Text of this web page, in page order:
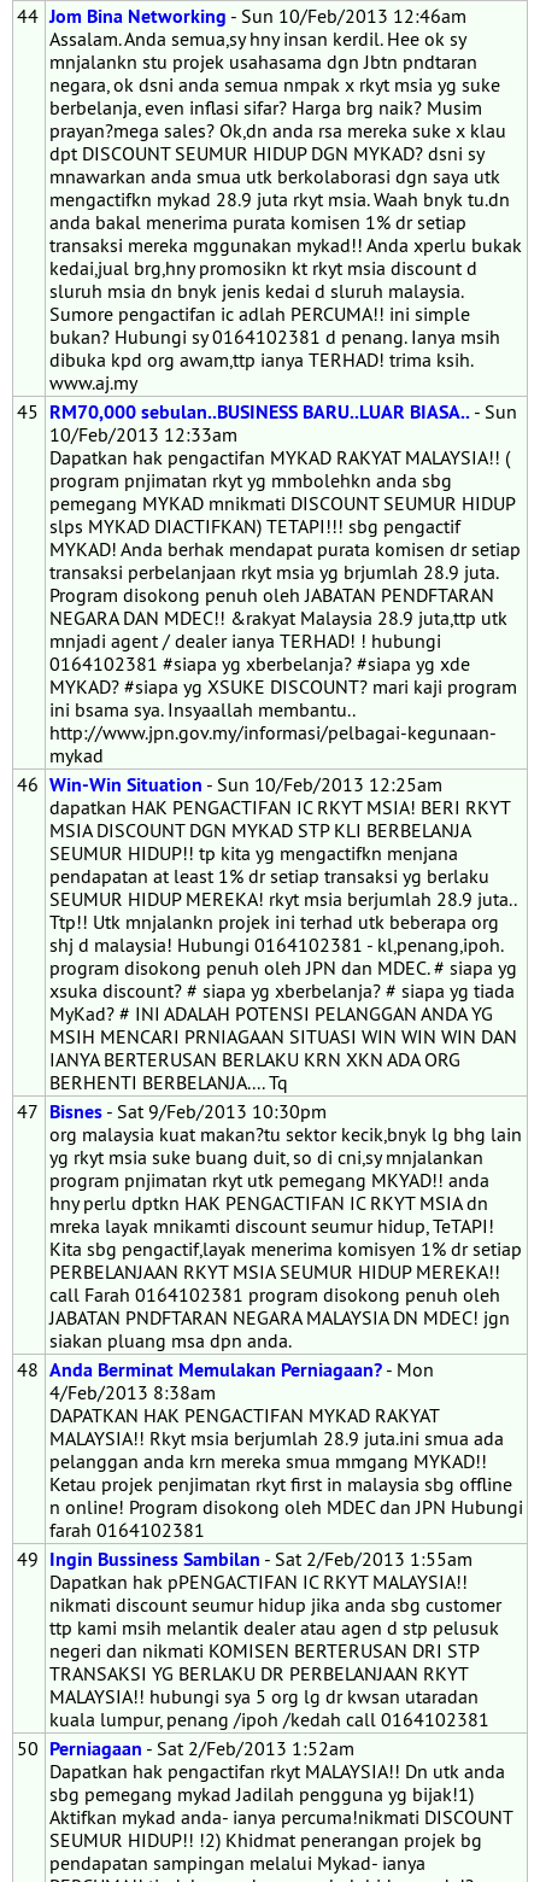
44 Jom Bina Networking - Sun 10/Feb/2013 12:46am
Assalam. Anda semua,sy hny insan kerdil. Hee ok sy
mnjalankn stu projek usahasama dgn Jbtn pndtaran
negara, ok dsni anda semua nmpak x rkyt msia yg suke
berbelanja, even inflasi sifar? Harga brg naik? Musim
prayan?mega sales? Ok,dn anda rsa mereka suke x klau
dpt DISCOUNT SEUMUR HIDUP DGN MYKAD? dsni sy
mnawarkan anda smua utk berkolaborasi dgn saya utk
mengactifkn mykad 28.9 juta rkyt msia. Waah bnyk tu.dn
anda bakal menerima purata komisen 1% dr setiap
transaksi mereka mggunakan mykad!! Anda xperlu bukak
kedai,jual brg,hny promosikn kt rkyt msia discount d
sluruh msia dn bnyk jenis kedai d sluruh malaysia.
Sumore pengactifan ic adlah PERCUMA!! ini simple
bukan? Hubungi sy 0164102381 d penang. Ianya msih
dibuka kpd org awam,ttp ianya TERHAD! trima ksih.
www.aj.my
45 RM70,000 sebulan..BUSINESS BARU..LUAR BIASA.. - Sun
10/Feb/2013 12:33am
Dapatkan hak pengactifan MYKAD RAKYAT MALAYSIA!! (
program pnjimatan rkyt yg mmbolehkn anda sbg
pemegang MYKAD mnikmati DISCOUNT SEUMUR HIDUP
slps MYKAD DIACTIFKAN) TETAPI!!! sbg pengactif
MYKAD! Anda berhak mendapat purata komisen dr setiap
transaksi perbelanjaan rkyt msia yg brjumlah 28.9 juta.
Program disokong penuh oleh JABATAN PENDFTARAN
NEGARA DAN MDEC!! &rakyat Malaysia 28.9 juta,ttp utk
mnjadi agent / dealer ianya TERHAD! ! hubungi
0164102381 #siapa yg xberbelanja? #siapa yg xde
MYKAD? #siapa yg XSUKE DISCOUNT? mari kaji program
ini bsama sya. Insyaallah membantu..
http://www.jpn.gov.my/informasi/pelbagai-kegunaan-
mykad
46 Win-Win Situation - Sun 10/Feb/2013 12:25am
dapatkan HAK PENGACTIFAN IC RKYT MSIA! BERI RKYT
MSIA DISCOUNT DGN MYKAD STP KLI BERBELANJA
SEUMUR HIDUP!! tp kita yg mengactifkn menjana
pendapatan at least 1% dr setiap transaksi yg berlaku
SEUMUR HIDUP MEREKA! rkyt msia berjumlah 28.9 juta..
Ttp!! Utk mnjalankn projek ini terhad utk beberapa org
shj d malaysia! Hubungi 0164102381 - kl,penang,ipoh.
program disokong penuh oleh JPN dan MDEC. # siapa yg
xsuka discount? # siapa yg xberbelanja? # siapa yg tiada
MyKad? # INI ADALAH POTENSI PELANGGAN ANDA YG
MSIH MENCARI PRNIAGAAN SITUASI WIN WIN WIN DAN
IANYA BERTERUSAN BERLAKU KRN XKN ADA ORG
BERHENTI BERBELANJA.... Tq
47 Bisnes - Sat 9/Feb/2013 10:30pm
org malaysia kuat makan?tu sektor kecik,bnyk lg bhg lain
yg rkyt msia suke buang duit, so di cni,sy mnjalankan
program pnjimatan rkyt utk pemegang MKYAD!! anda
hny perlu dptkn HAK PENGACTIFAN IC RKYT MSIA dn
mreka layak mnikamti discount seumur hidup, TeTAPI!
Kita sbg pengactif,layak menerima komisyen 1% dr setiap
PERBELANJAAN RKYT MSIA SEUMUR HIDUP MEREKA!!
call Farah 0164102381 program disokong penuh oleh
JABATAN PNDFTARAN NEGARA MALAYSIA DN MDEC! jgn
siakan pluang msa dpn anda.
48 Anda Berminat Memulakan Perniagaan? - Mon
4/Feb/2013 8:38am
DAPATKAN HAK PENGACTIFAN MYKAD RAKYAT
MALAYSIA!! Rkyt msia berjumlah 28.9 juta.ini smua ada
pelanggan anda krn mereka smua mmgang MYKAD!!
Ketau projek penjimatan rkyt first in malaysia sbg offline
n online! Program disokong oleh MDEC dan JPN Hubungi
farah 0164102381
49 Ingin Bussiness Sambilan - Sat 2/Feb/2013 1:55am
Dapatkan hak pPENGACTIFAN IC RKYT MALAYSIA!!
nikmati discount seumur hidup jika anda sbg customer
ttp kami msih melantik dealer atau agen d stp pelusuk
negeri dan nikmati KOMISEN BERTERUSAN DRI STP
TRANSAKSI YG BERLAKU DR PERBELANJAAN RKYT
MALAYSIA!! hubungi sya 5 org lg dr kwsan utaradan
kuala lumpur, penang /ipoh /kedah call 0164102381
50 Perniagaan - Sat 2/Feb/2013 1:52am
Dapatkan hak pengactifan rkyt MALAYSIA!! Dn utk anda
sbg pemegang mykad Jadilah pengguna yg bijak!1)
Aktifkan mykad anda- ianya percuma!nikmati DISCOUNT
SEUMUR HIDUP!! !2) Khidmat penerangan projek bg
pendapatan sampingan melalui Mykad- ianya